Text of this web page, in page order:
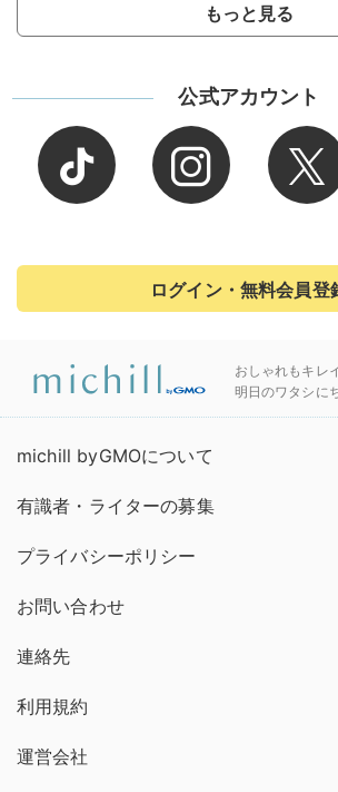
もっと見る
公式アカウント
ログイン・無料会員登
おしゃれもキレ
明日のワタシに
michill byGMOについて
有識者・ライターの募集
プライバシーポリシー
お問い合わせ
連絡先
利用規約
運営会社